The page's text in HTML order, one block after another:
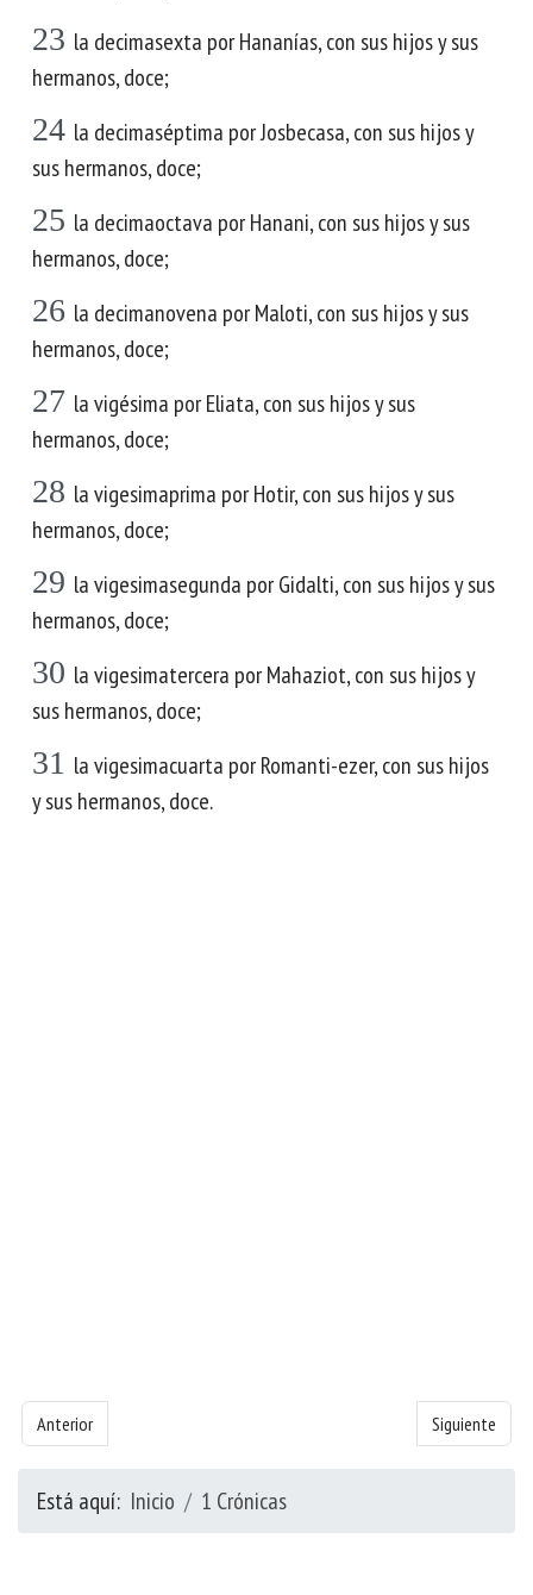
23 la decimasexta por Hananías, con sus hijos y sus
hermanos, doce;
24 la decimaséptima por Josbecasa, con sus hijos y
sus hermanos, doce;
25 la decimaoctava por Hanani, con sus hijos y sus
hermanos, doce;
26 la decimanovena por Maloti, con sus hijos y sus
hermanos, doce;
27 la vigésima por Eliata, con sus hijos y sus
hermanos, doce;
28 la vigesimaprima por Hotir, con sus hijos y sus
hermanos, doce;
29 la vigesimasegunda por Gidalti, con sus hijos y sus
hermanos, doce;
30 la vigesimatercera por Mahaziot, con sus hijos y
sus hermanos, doce;
31 la vigesimacuarta por Romanti-ezer, con sus hijos
y sus hermanos, doce.
Artículo anterior: Libro de Crónicas 1 - Capítulo 24
Anterior Artículo
Siguiente
Está aquí: Inicio 1 Crónicas